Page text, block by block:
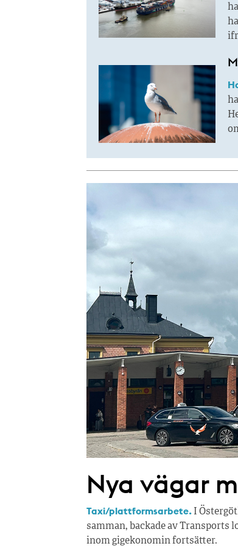
Nya vägar
Taxi/plattformsarbete. I
samman, backade av Transports
inom gigekonomin fortsätter.